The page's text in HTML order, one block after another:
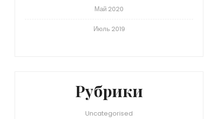
Май 2020
Июль 2019
Рубрики
Uncategorised